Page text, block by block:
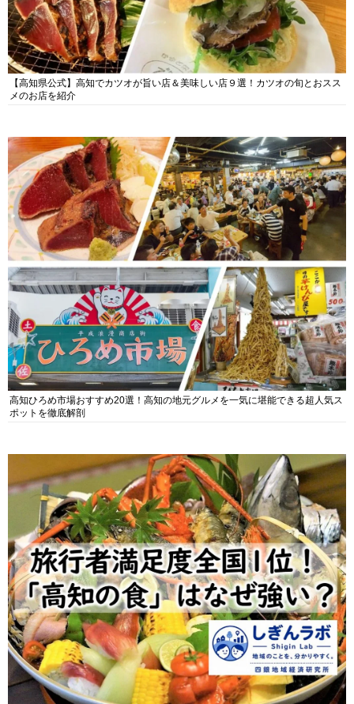
【高知県公式】高知でカツオが旨い店＆美味しい店９選！カツオの旬とおスス
メのお店を紹介
高知ひろめ市場おすすめ20選！高知の地元グルメを一気に堪能できる超人気ス
ポットを徹底解剖